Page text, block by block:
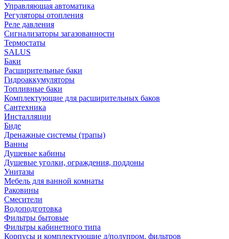
Управляющая автоматика
Регуляторы отопления
Реле давления
Сигнализаторы загазованности
Термостаты
SALUS
Баки
Расширительные баки
Гидроаккумуляторы
Топливные баки
Комплектующие для расширительных баков
Сантехника
Инсталляции
Биде
Дренажные системы (трапы)
Ванны
Душевые кабины
Душевые уголки, ограждения, поддоны
Унитазы
Мебель для ванной комнаты
Раковины
Смесители
Водоподготовка
Фильтры бытовые
Фильтры кабинетного типа
Корпусы и комплектующие д/полупром. фильтров